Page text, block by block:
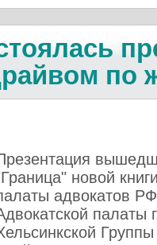
по
новой
адвокатов
палаты